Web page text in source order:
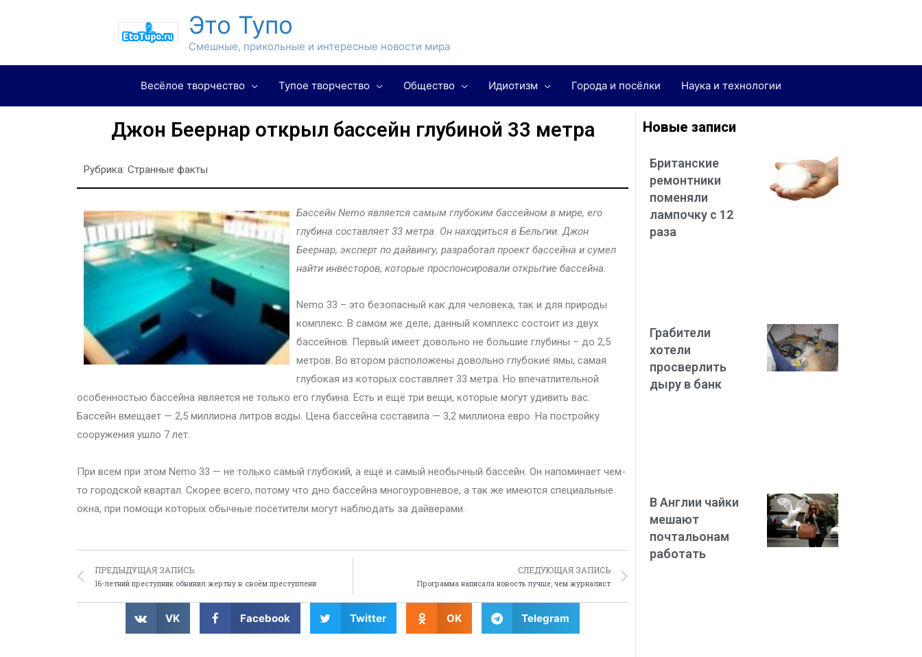
Это Тупо
Смешные, прикольные и интересные новости мира
Весёлое творчество Тупое творчество Общество Идиотизм Города и посёлки Наука и технологии
Джон Беернар открыл бассейн глубиной 33 метра
Рубрика: Странные факты
Бассейн Nemo является самым глубоким бассейном в мире, его
глубина составляет 33 метра. Он находиться в Бельгии. Джон
Беернар, эксперт по дайвингу, разработал проект бассейна и сумел
найти инвесторов, которые проспонсировали открытие бассейна.
Nemo 33 – это безопасный как для человека, так и для природы
комплекс. В самом же деле, данный комплекс состоит из двух
бассейнов. Первый имеет довольно не большие глубины – до 2,5
метров. Во втором расположены довольно глубокие ямы, самая
глубокая из которых составляет 33 метра. Но впечатлительной
особенностью бассейна является не только его глубина. Есть и ещё три вещи, которые могут удивить вас.
Бассейн вмещает — 2,5 миллиона литров воды. Цена бассейна составила — 3,2 миллиона евро. На постройку
сооружения ушло 7 лет.
При всем при этом Nemo 33 — не только самый глубокий, а ещё и самый необычный бассейн. Он напоминает чем-
то городской квартал. Скорее всего, потому что дно бассейна многоуровневое, а так же имеются специальные
окна, при помощи которых обычные посетители могут наблюдать за дайверами.
ПРЕДЫДУЩАЯ ЗАПИСЬ
16-летний преступник обвинил жертву в своём преступлени
СЛЕДУЮЩАЯ ЗАПИСЬ
Программа написала новость лучше, чем журналист
VK Facebook Twitter OK Telegram
Новые записи
Британские
ремонтники
поменяли
лампочку с 12
раза
Грабители
хотели
просверлить
дыру в банк
В Англии чайки
мешают
почтальонам
работать